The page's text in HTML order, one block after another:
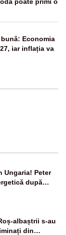
Economia
iar inflația va
Ungaria! Peter
după
albaștrii s-au
din